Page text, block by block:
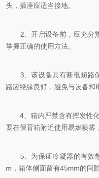
头，插座应适当接地。
2、开启设备前，应充分熟
掌握正确的使用方法。
3、该设备具有断电短路
路应绝缘良好，避免与设备和
4、箱内严禁含有挥发性化
要在保育箱附近使用易燃喷雾
5、为保证冷凝器的有效散
m，箱体侧面留有45mm的间